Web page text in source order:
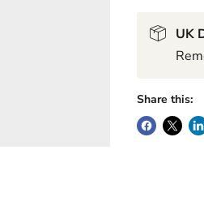
UK
Share this: